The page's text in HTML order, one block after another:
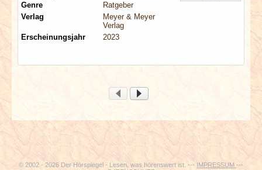
Genre
Ratgeber
Verlag
Meyer & Meyer
Verlag
Erscheinungsjahr
2023
© 2002 - 2026 Der Hörspiegel - Lesen, was hörenswert ist. ---IMPRESSUM ---